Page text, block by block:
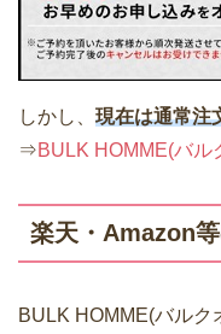
しかし、 現在は通常注
⇒BULK HOMME(バル
楽天・Amazon
BULK HOMME(バル